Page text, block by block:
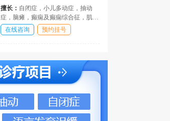
擅长： 自闭症，小儿多动症，抽动
症，脑瘫，癫痫及癫痫综合征，肌无
力，精神发育迟滞，语言发育障碍，
网恋及学习困难，情绪和行为障碍，
在线咨询 预约挂号